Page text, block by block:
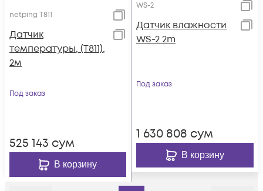
netping T811
Датчик
температуры, (T811),
2м
Под заказ
525 143 сум
В корзину
WS-2
Датчик влажности
WS-2 2m
Под заказ
1 630 808 сум
В корзину